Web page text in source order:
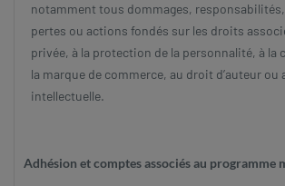
notamment tous dommages,
pertes ou actions fondés sur les droits
privée, à la protection de la personnalité, à la
la marque de commerce, au droit d’auteur
intellectuelle.
Adhésion et comptes associés au programme